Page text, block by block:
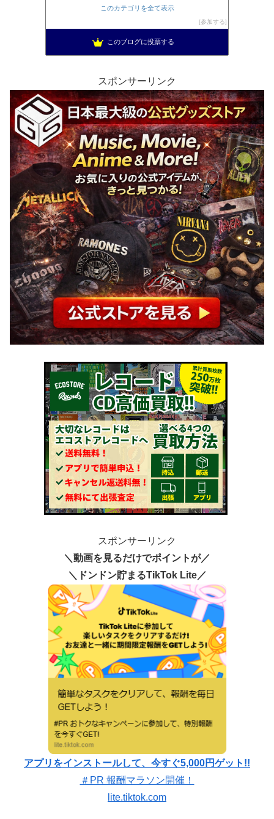
このカテゴリを全て表示
参加する
このブログに投票する
スポンサーリンク
スポンサーリンク
＼動画を見るだけでポイントが／
＼ドンドン貯まるTikTok Lite／
アプリをインストールして、今すぐ5,000円ゲット!!
＃PR 報酬マラソン開催！
lite.tiktok.com